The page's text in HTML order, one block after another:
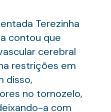
Terezinha
contou que
cerebral
restrições em
disso,
no tornozelo,
a com